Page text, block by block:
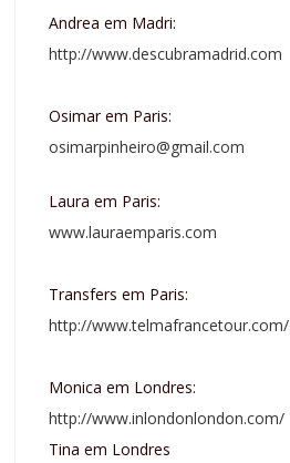
Andrea em Madri:
http://www.descubramadrid.com
Osimar em Paris:
osimarpinheiro@gmail.com
Laura em Paris:
www.lauraemparis.com
Transfers em Paris:
http://www.telmafrancetour.com/
Monica em Londres:
http://www.inlondonlondon.com/
Tina em Londres